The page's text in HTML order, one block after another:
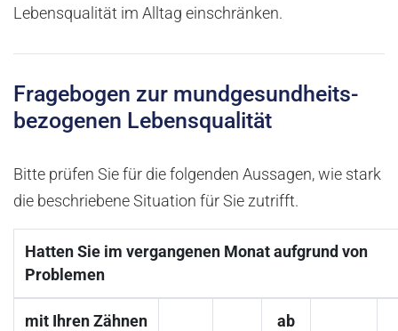
Lebensqualität im Alltag einschränken.
Fragebogen zur mund­gesundheits­
bezogenen Lebensqualität
Bitte prüfen Sie für die folgenden Aussagen, wie stark
die beschriebene Situation für Sie zutrifft.
Hatten Sie im vergangenen Monat aufgrund von
Problemen
mit Ihren Zähnen
ab